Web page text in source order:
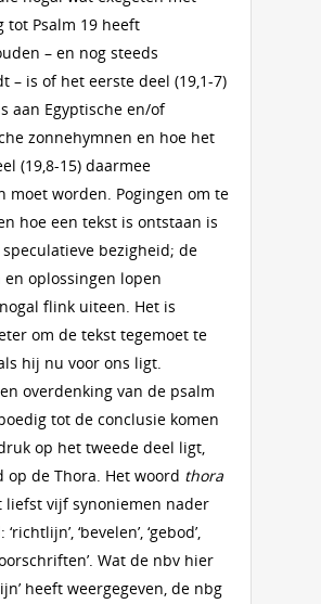
tot Psalm 19 heeft
– en nog steeds
– is of het eerste deel (19,1-7)
aan Egyptische en/of
zonnehymnen en hoe het
(19,8-15) daarmee
moet worden. Pogingen om te
hoe een tekst is ontstaan is
bezigheid; de
en oplossingen lopen
flink uiteen. Het is
om de tekst tegemoet te
hij nu voor ons ligt.
overdenking van de psalm
tot de conclusie komen
op het tweede deel ligt,
op de Thora. Het woord thora
liefst vijf synoniemen nader
‘bevelen’, ‘gebod’,
Wat de nbv hier
heeft weergegeven, de nbg